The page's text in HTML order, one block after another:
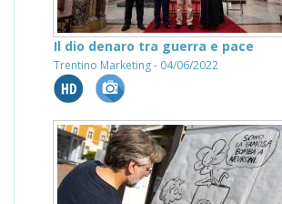
Il dio denaro tra guerra e pace
Trentino Marketing - 04/06/2022